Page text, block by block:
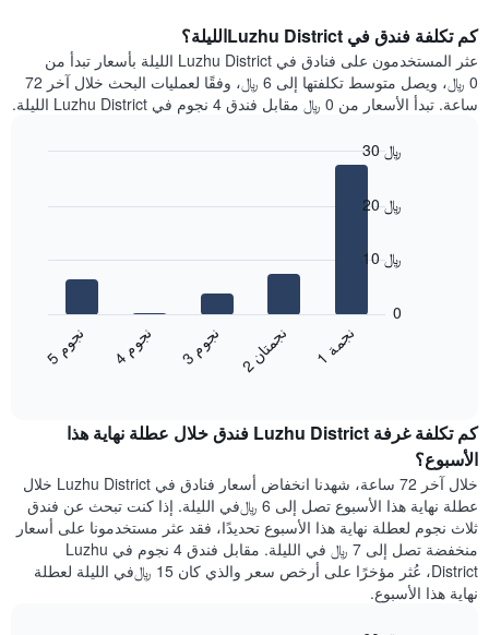
كم تكلفة فندق في Luzhu Districtالليلة؟
عثر المستخدمون على فنادق في Luzhu District الليلة بأسعار تبدأ من
0 ﷼، ويصل متوسط تكلفتها إلى 6 ﷼، وفقًا لعمليات البحث خلال آخر 72
ساعة. تبدأ الأسعار من 0 ﷼ مقابل فندق 4 نجوم في Luzhu District الليلة.
المخطط
الليلة
الذي
عُثر
عليه
خلال
آخر
3
أيام
مع
1نج
مة
2نج
م
ت
ان 3نج
وم 4نج
وم 5نج
وم
0
10 ﷼
20 ﷼
30 ﷼
كم تكلفة غرفة Luzhu District فندق خلال عطلة نهاية هذا
الأسبوع؟
خلال آخر 72 ساعة، شهدنا انخفاض أسعار فنادق في Luzhu District خلال
عطلة نهاية هذا الأسبوع تصل إلى 6 ﷼في الليلة. إذا كنت تبحث عن فندق
ثلاث نجوم لعطلة نهاية هذا الأسبوع تحديدًا، فقد عثر مستخدمونا على أسعار
منخفضة تصل إلى 7 ﷼ في الليلة. مقابل فندق 4 نجوم في Luzhu
District، عُثر مؤخرًا على أرخص سعر والذي كان 15 ﷼في الليلة لعطلة
نهاية هذا الأسبوع.